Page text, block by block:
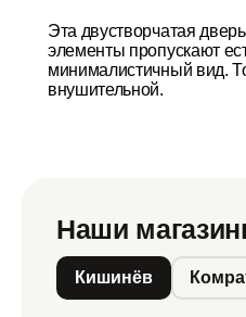
Эта двустворчатая
элементы пропускают
минималистичный вид.
внушительной.
Наши
Кишинёв